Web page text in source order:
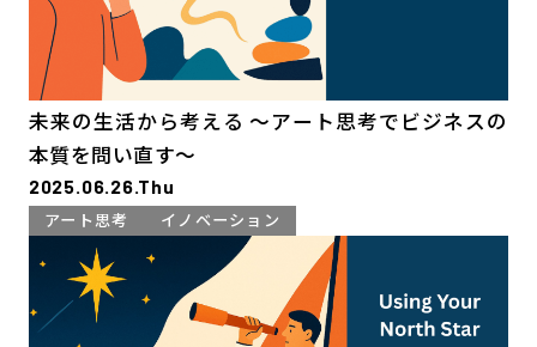
未来の生活から考える 〜アート思考でビジネスの
本質を問い直す〜
2025.06.26.Thu
アート思考 イノベーション